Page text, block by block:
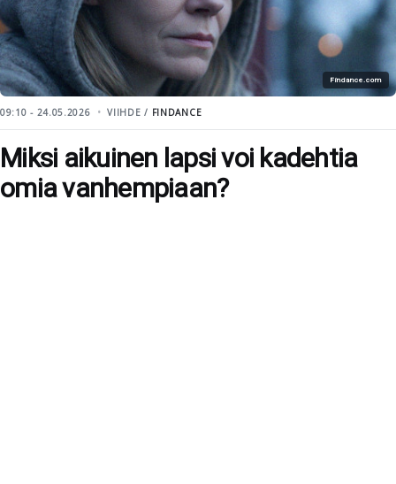
Findance.com
09:10 - 24.05.2026 VIIHDE / FINDANCE
Miksi aikuinen lapsi voi kadehtia
omia vanhempiaan?